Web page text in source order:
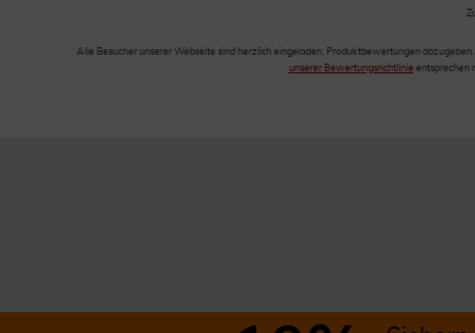
Alle Besucher unserer Webseite sind herzlich eingeladen, Produktbewertungen
unserer Bewertungsrichtlinieentsprechen